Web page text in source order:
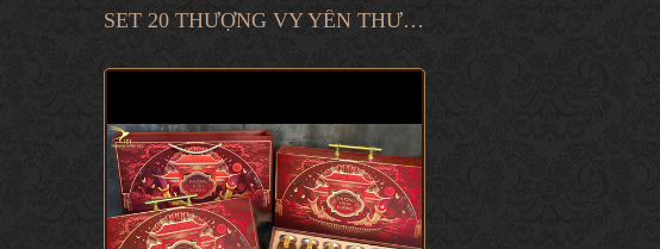
SET 20 THƯỢNG VY YẾN THƯỢNG PHẨM